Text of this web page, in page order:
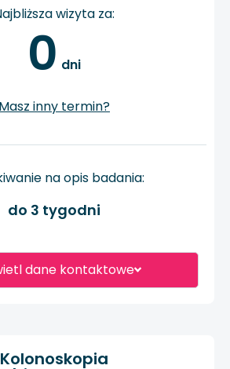
dane kontaktowe
wizyta za:
0 dni
Masz inny termin?
na opis badania:
do 3 tygodni
Kolonoskopia